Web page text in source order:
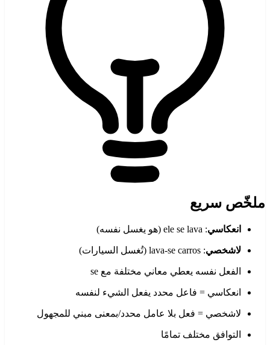
ملخّص سريع
انعكاسي: ele se lava (هو يغسل نفسه)
لاشخصي: lava-se carros (تُغسل السيارات)
الفعل نفسه يعطي معاني مختلفة مع se
انعكاسي = فاعل محدد يفعل الشيء لنفسه
لاشخصي = فعل بلا عامل محدد/بمعنى مبني للمجهول
التوافق مختلف تمامًا